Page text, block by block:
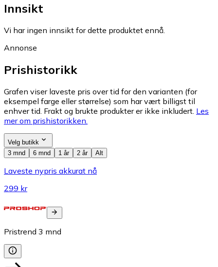
Innsikt
Vi har ingen innsikt for dette produktet ennå.
Annonse
Prishistorikk
Grafen viser laveste pris over tid for den varianten (for
eksempel farge eller størrelse) som har vært billigst til
enhver tid. Frakt og brukte produkter er ikke inkludert. Les
mer om prishistorikken.
Velg butikk
3 mnd
6 mnd 1 år 2 år Alt
Laveste nypris akkurat nå
299 kr
Pristrend 3 mnd